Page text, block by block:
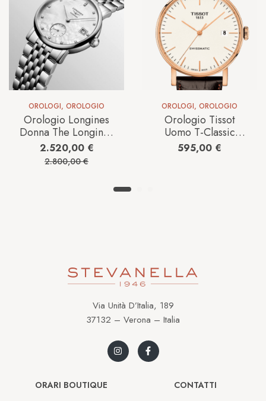
OROLOGI, OROLOGIO
Orologio Longines
Donna The Longines
Elegant Collection in
Acciaio L43124876
2.800,00€
2.520,00 €
OROLOGI, OROLOGIO
Orologio Tissot
Uomo T-Classic
Everytime in Acciaio
T1094073603100
595,00 €
Via Unità D’Italia, 189
37132 – Verona – Italia
ORARI BOUTIQUE
CONTATTI